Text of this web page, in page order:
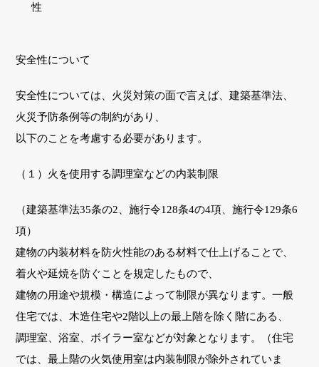
性
安全性について
安全性については、火災対策の面で言えば、建築基準法、
火災予防条例等の制約があり、
以下のことを考慮する必要があります。
（１）火を使用する調理室などの内装制限
（建築基準法35条の2、施行令128条4の4項、施行令129条6
項）
建物の内装材料を防火性能のある材料で仕上げることで、
着火や延焼を防ぐことを規定したもので、
建物の用途や規模・構造によって制限が異なります。一般
住宅では、木造住宅や2階以上の最上階を除く階にある、
調理室、浴室、ボイラー室などが対象となります。（住宅
では、最上階の火気使用室は内装制限が除外されていま